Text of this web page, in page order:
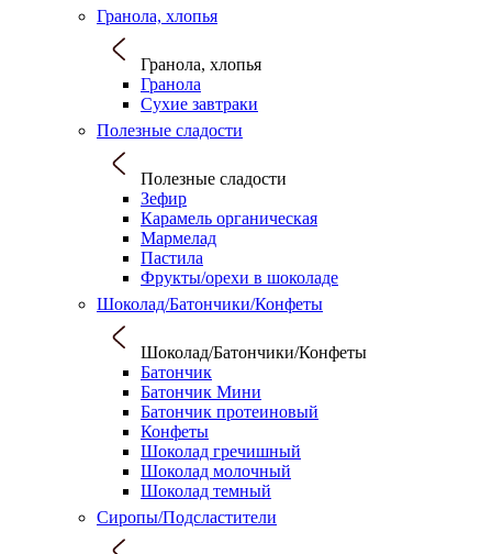
Гранола, хлопья
Гранола, хлопья
Гранола
Сухие завтраки
Полезные сладости
Полезные сладости
Зефир
Карамель органическая
Мармелад
Пастила
Фрукты/орехи в шоколаде
Шоколад/Батончики/Конфеты
Шоколад/Батончики/Конфеты
Батончик
Батончик Мини
Батончик протеиновый
Конфеты
Шоколад гречишный
Шоколад молочный
Шоколад темный
Сиропы/Подсластители